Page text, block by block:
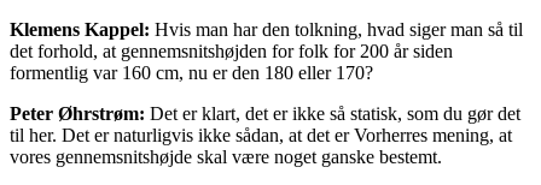
Klemens Kappel: Hvis man har den tolkning, hvad siger man så til
det forhold, at gennemsnits­højden for folk for 200 år siden
formentlig var 160 cm, nu er den 180 eller 170?
Peter Øhrstrøm: Det er klart, det er ikke så statisk, som du gør det
til her. Det er naturligvis ikke sådan, at det er Vorherres mening, at
vores gennemsnitshøjde skal være noget ganske bestemt.